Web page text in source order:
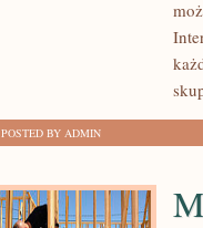
SATELITARNY
POSTED BY ADMIN